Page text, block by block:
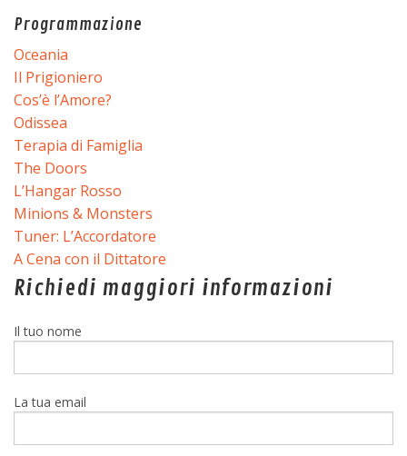
Programmazione
Oceania
Il Prigioniero
Cos’è l’Amore?
Odissea
Terapia di Famiglia
The Doors
L’Hangar Rosso
Minions & Monsters
Tuner: L’Accordatore
A Cena con il Dittatore
Richiedi maggiori informazioni
Il tuo nome
La tua email